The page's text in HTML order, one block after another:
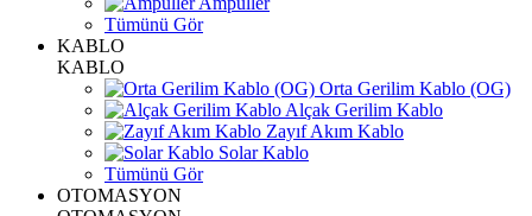
Tümünü Gör
KABLO
KABLO
Orta Gerilim Kablo (OG)
Alçak Gerilim Kablo
Zayıf Akım Kablo
Solar Kablo
Tümünü Gör
OTOMASYON